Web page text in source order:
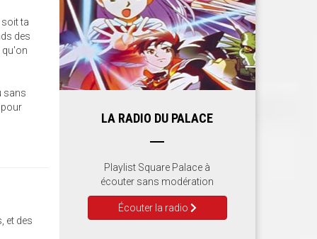
ta
des
qu'on
sans
et des
LA RADIO DU PALACE
Playlist Square Palace à
écouter sans modération
Écouter la radio